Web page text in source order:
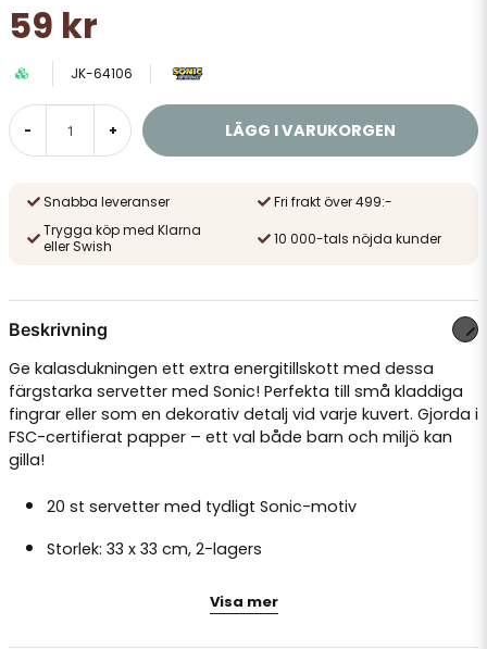
59 kr
JK-64106
- + LÄGG I VARUKORGEN
Snabba leveranser
Fri frakt över 499:-
Trygga köp med Klarna
eller Swish
10 000-tals nöjda kunder
Beskrivning
Ge kalasdukningen ett extra energitillskott med dessa
färgstarka servetter med Sonic! Perfekta till små kladdiga
fingrar eller som en dekorativ detalj vid varje kuvert. Gjorda i
FSC-certifierat papper – ett val både barn och miljö kan
gilla!
20 st servetter med tydligt Sonic-motiv
Storlek: 33 x 33 cm, 2-lagers
FSC-certifierat papperVisa mer